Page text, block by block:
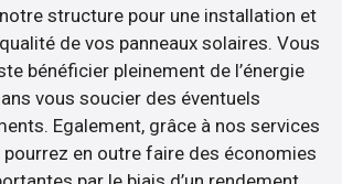
structure pour une installation et
de vos panneaux solaires. Vous
bénéficier pleinement de l’énergie
vous soucier des éventuels
Egalement, grâce à nos services
en outre faire des économies